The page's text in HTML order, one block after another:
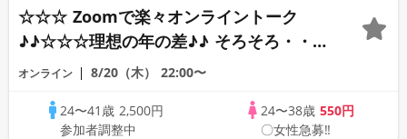
☆☆☆ Zoomで楽々オンライントーク
♪♪☆☆☆理想の年の差♪♪ そろそろ・・・
素敵な恋人見つけたい♪ ♪☆カジュアルな
行あり♪♪
オンライン 8/20（木） 22:00〜
24〜41歳 2,500円
参加者調整中
24〜38歳 550円
〇女性急募‼